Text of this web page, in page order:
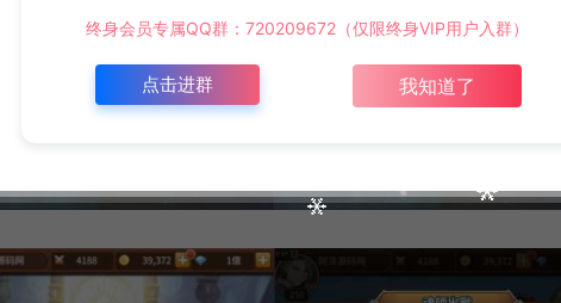
终身会员专属QQ群：720209672（仅限终身VIP用户入群）
点击进群 我知道了